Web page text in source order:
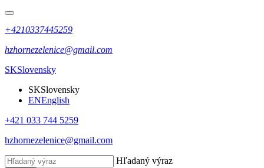
+4210337445259
hzhornezelenice@gmail.com
SKSlovensky
SKSlovensky
ENEnglish
+421 033 744 5259
hzhornezelenice@gmail.com
Hľadaný výraz